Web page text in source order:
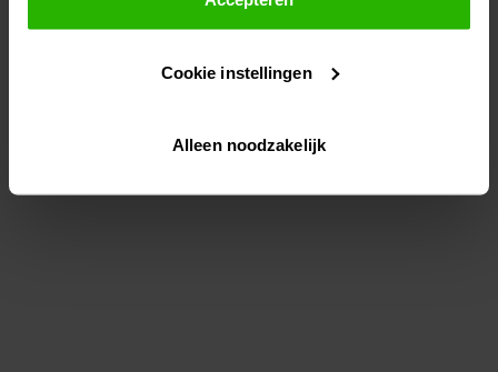
gepersonaliseerde advertenties te plaatsen.
Lees hier meer over in onsprivacybeleid
Via "Cookie instellingen" kun je ook zelf instellen welke
Cookie instellingen
Alleen noodzakelijk